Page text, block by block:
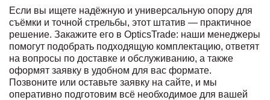
Если вы ищете надёжную и универсальную опору для
съёмки и точной стрельбы, этот штатив — практичное
решение. Закажите его в OpticsTrade: наши менеджеры
помогут подобрать подходящую комплектацию, ответят
на вопросы по доставке и обслуживанию, а также
оформят заявку в удобном для вас формате.
Позвоните или оставьте заявку на сайте, и мы
оперативно подготовим всё необходимое для вашей